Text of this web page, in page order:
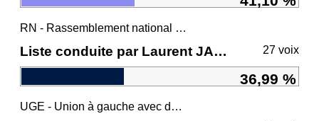
RN - Rassemblement national et ses alliés
Liste conduite par Laurent JACOBELLI 27 voix
36,99 %
UGE - Union à gauche avec des écologistes